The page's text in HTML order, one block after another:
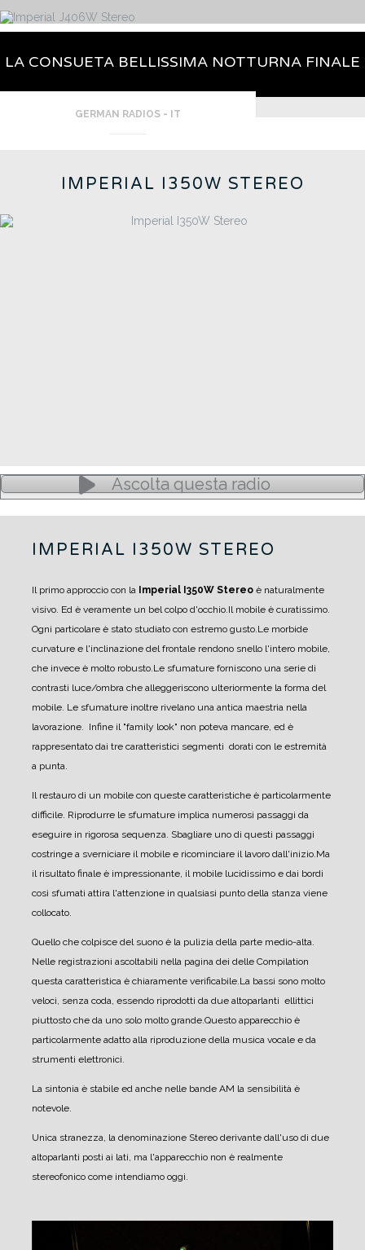
LA CONSUETA BELLISSIMA NOTTURNA FINALE
GERMAN RADIOS - IT
IMPERIAL I350W STEREO
Ascolta questa radio
IMPERIAL I350W STEREO
Il primo approccio con la Imperial I350W Stereo è naturalmente
visivo. Ed è veramente un bel colpo d'occhio. Il mobile è curatissimo.
Ogni particolare è stato studiato con estremo gusto. Le morbide
curvature e l'inclinazione del frontale rendono snello l'intero mobile,
che invece è molto robusto. Le sfumature forniscono una serie di
contrasti luce/ombra che alleggeriscono ulteriormente la forma del
mobile. Le sfumature inoltre rivelano una antica maestria nella
lavorazione. Infine il "family look" non poteva mancare, ed è
rappresentato dai tre caratteristici segmenti dorati con le estremità
a punta.
Il restauro di un mobile con queste caratteristiche è particolarmente
difficile. Riprodurre le sfumature implica numerosi passaggi da
eseguire in rigorosa sequenza. Sbagliare uno di questi passaggi
costringe a sverniciare il mobile e ricominciare il lavoro dall'inizio. Ma
il risultato finale è impressionante, il mobile lucidissimo e dai bordi
così sfumati attira l'attenzione in qualsiasi punto della stanza viene
collocato.
Quello che colpisce del suono è la pulizia della parte medio-alta.
Nelle registrazioni ascoltabili nella pagina dei delle Compilation
questa caratteristica è chiaramente verificabile. La bassi sono molto
veloci, senza coda, essendo riprodotti da due altoparlanti ellittici
piuttosto che da uno solo molto grande. Questo apparecchio è
particolarmente adatto alla riproduzione della musica vocale e da
strumenti elettronici.
La sintonia è stabile ed anche nelle bande AM la sensibilità è
notevole.
Unica stranezza, la denominazione Stereo derivante dall'uso di due
altoparlanti posti ai lati, ma l'apparecchio non è realmente
stereofonico come intendiamo oggi.